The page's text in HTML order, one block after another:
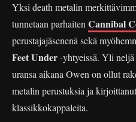
Yksi death metalin
tunnetaan parhaiten Cannibal
perustajajäsenenä sekä
Feet Under-yhtyeissä. Yli
uransa aikana Owen on ollut
metalin perustuksia ja
klassikkokappaleita.